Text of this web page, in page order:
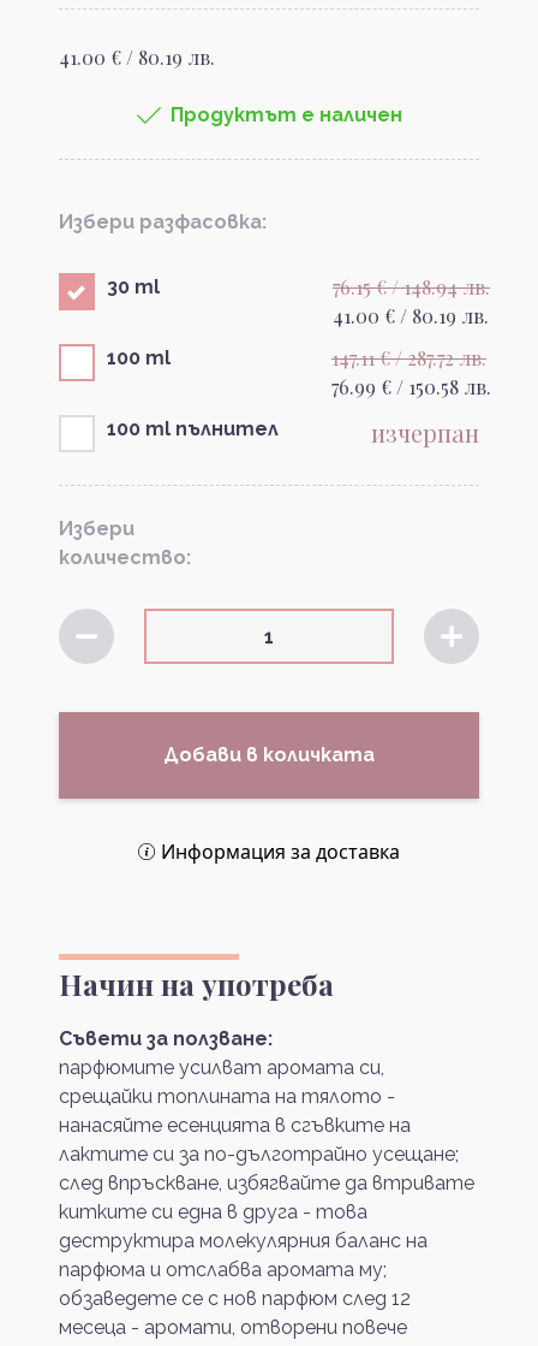
41.00 € / 80.19 лв.
Продуктът е наличен
Избери разфасовка:
30 ml
76.15 € / 148.94 лв.
41.00 € / 80.19 лв.
100 ml
147.11 € / 287.72 лв.
76.99 € / 150.58 лв.
100 ml пълнител изчерпан
Избери
количество:
Добави в количката
Информация за доставка
Начин на употреба
Съвети за ползване:
парфюмите усилват аромата си,
срещайки топлината на тялото -
нанасяйте есенцията в сгъвките на
лактите си за по-дълготрайно усещане;
след впръскване, избягвайте да втривате
китките си една в друга - това
деструктира молекулярния баланс на
парфюма и отслабва аромата му;
обзаведете се с нов парфюм след 12
месеца - аромати, отворени повече